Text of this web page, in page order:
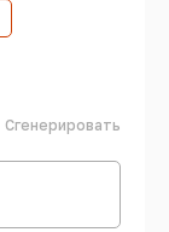
Сгенерировать